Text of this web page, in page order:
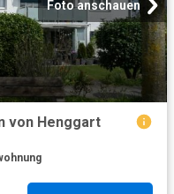
Foto anschauen
von Henggart